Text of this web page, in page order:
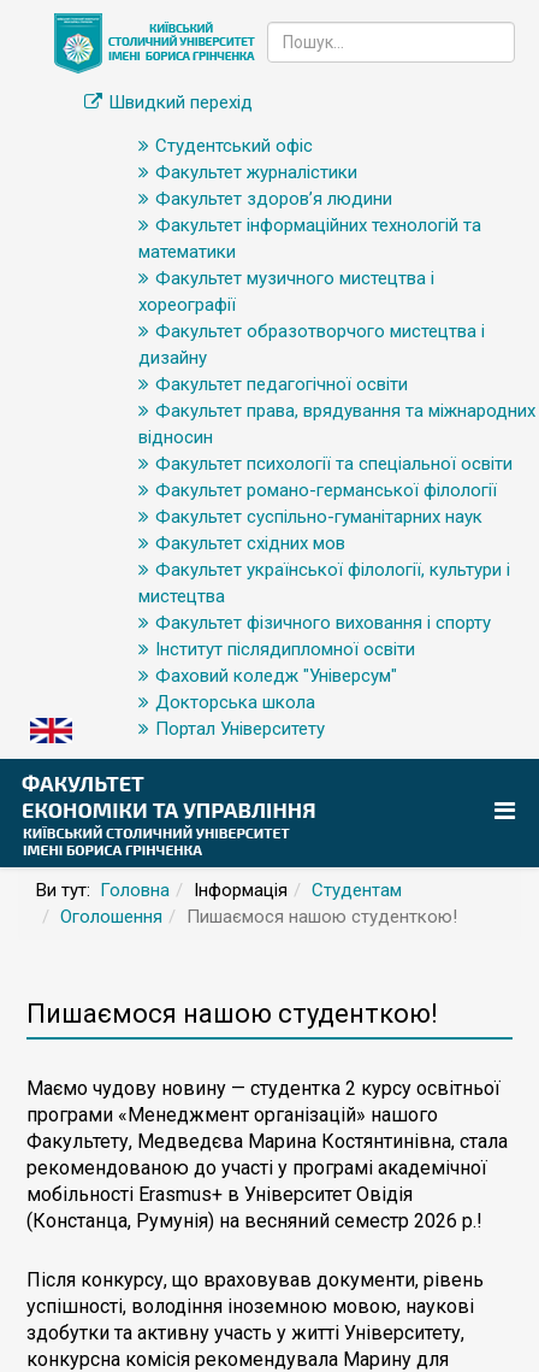
Швидкий перехід
Студентський офіс
Факультет журналістики
Факультет здоров’я людини
Факультет інформаційних технологій та
математики
Факультет музичного мистецтва і
хореографії
Факультет образотворчого мистецтва і
дизайну
Факультет педагогічної освіти
Факультет права, врядування та міжнародних
відносин
Факультет психології та спеціальної освіти
Факультет романо-германської філології
Факультет суспільно-гуманітарних наук
Факультет східних мов
Факультет української філології, культури і
мистецтва
Факультет фізичного виховання і спорту
Інститут післядипломної освіти
Фаховий коледж "Універсум"
Докторська школа
Портал Університету
Ви тут: Головна Інформація
Студентам
Оголошення
Пишаємося нашою студенткою!
Пишаємося нашою студенткою!
Маємо чудову новину — студентка 2 курсу освітньої
програми «Менеджмент організацій» нашого
Факультету, Медведєва Марина Костянтинівна, стала
рекомендованою до участі у програмі академічної
мобільності Erasmus+ в Університет Овідія
(Констанца, Румунія) на весняний семестр 2026 р.!
Після конкурсу, що враховував документи, рівень
успішності, володіння іноземною мовою, наукові
здобутки та активну участь у житті Університету,
конкурсна комісія рекомендувала Марину для